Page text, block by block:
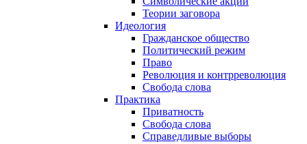
Теории заговора
Идеология
Гражданское общество
Политический режим
Право
Революция и контрреволюция
Свобода слова
Практика
Приватность
Свобода слова
Справедливые выборы